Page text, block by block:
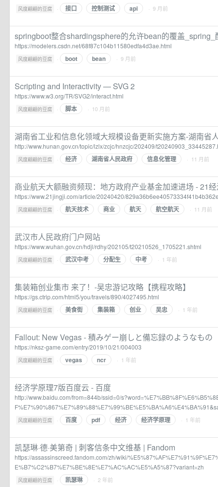
风度翩翩的豆腐 · 接口 控制测试 api · 9 月前
springboot整合shardingsphere的允许bean的覆盖
https://modelers.csdn.net/68f87c104b11580edfa4d3ae.html
风度翩翩的豆腐 · boot bean · 9 月前
Scripting and Interactivity — SVG 2
https://www.w3.org/TR/SVG2/interact.html
风度翩翩的豆腐 · 脚本 · 10 月前
湖南省工业和信息化领域大规模设备更新实施方案-湖南省
http://www.hunan.gov.cn/topic/lzlx/zcjc/hnzcjc/202409/
风度翩翩的豆腐 · 经济 湖南省人民政府 信息化管理 · 11 月前
商业航天大额融资频现：地方政府产业基金加速进场 - 21
https://www.21jingji.com/article/20240420/
风度翩翩的豆腐 · 航天技术 商业 航天 航空航天 · 11 月前
武汉市人民政府门户网站
https://www.wuhan.gov.cn/hdjl/rdhy/202105/t20210526_1705221.shtml
风度翩翩的豆腐 · 武汉中考 分配生 中考 · 1 年前
集装箱创业集市 来了！-吴忠游记攻略【携程攻略】
https://gs.ctrip.com/html5/you/travels/890/4027495.html
风度翩翩的豆腐 · 美食街 集装箱 创业 吴忠 · 1 年前
Fallout: New Vegas - 積みゲー崩しと備忘録のようなもの
https://nksz-game.com/entry/2019/10/21/004003
风度翩翩的豆腐 · vegas ncr · 1 年前
经济学原理7版百度云 - 百度
http://www.baidu.com/from=844b/ssid=0/
风度翩翩的豆腐 · 百度 pdf 经济 经济学原理 · 1 年前
凯瑟琳·德·美第奇 | 刺客信条中文维基 | Fandom
https://assassinscreed.fandom.com/zh/wiki/
E%B7%C2%B7%E7%BE%8E%E7%AC%AC%E5%A5%87?variant=zh
风度翩翩的豆腐 · 凯瑟琳 · 2 年前